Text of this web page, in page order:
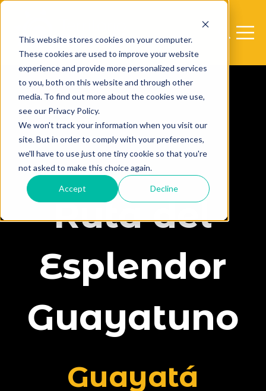
This website stores cookies on your computer.
These cookies are used to improve your website
experience and provide more personalized services
to you, both on this website and through other
media. To find out more about the cookies we use,
see our Privacy Policy.
We won't track your information when you visit our
site. But in order to comply with your preferences,
we'll have to use just one tiny cookie so that you're
not asked to make this choice again.
Accept Decline
Open
Open
Ruta del
Esplendor
Guayatuno
Guayatá